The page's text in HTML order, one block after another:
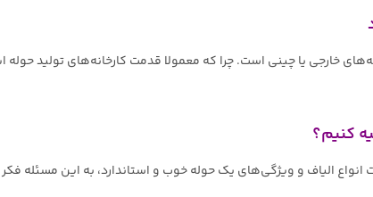
خارجی یا چینی است. چرا که معمولا قدمت کارخانه‌های تولید حوله
کنیم؟
الیاف و ویژگی‌های یک حوله خوب و استاندارد، به این مسئله